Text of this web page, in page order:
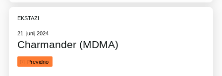
EKSTAZI
21. junij 2024
Charmander (MDMA)
Previdno